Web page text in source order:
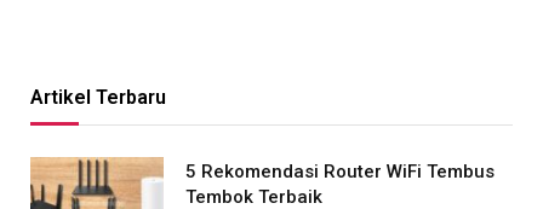
Artikel Terbaru
5 Rekomendasi Router WiFi Tembus
Tembok Terbaik